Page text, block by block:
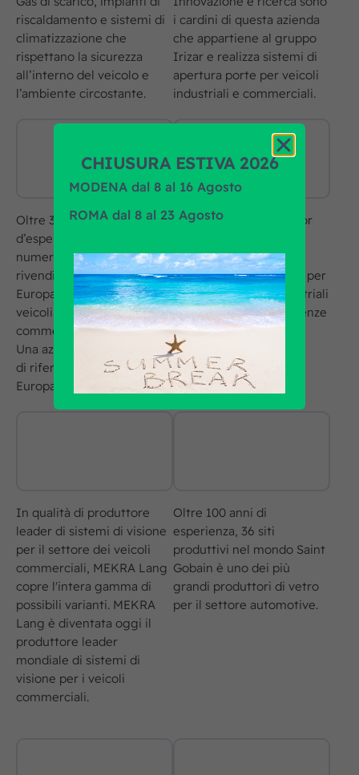
riscaldamento e sistemi di
climatizzazione che
rispettano la sicurezza
all’interno del veicolo e
l’ambiente circostante.
i cardini di questa azienda
che appartiene al gruppo
Irizar e realizza sistemi di
apertura porte per veicoli
industriali e commerciali.
Oltre 35 filiali e 150 anni
d’esperienza. Questi i
numeri di Winkler,
rivenditore leader in
Europa per i ricambi per
veicoli industriali,
commerciali ed autobus.
Una azienda globale punto
di riferimento in tutta
Europa.
Grazie alla filosofia Tailor
retrovisori, sistemi
retrovisivi ed accessori per
autobus e veicoli industriali
“su misura” per le esigenze
del cliente.
In qualità di produttore
leader di sistemi di visione
per il settore dei veicoli
commerciali, MEKRA Lang
copre l'intera gamma di
possibili varianti. MEKRA
Lang è diventata oggi il
produttore leader
mondiale di sistemi di
visione per i veicoli
commerciali.
Oltre 100 anni di
esperienza, 36 siti
produttivi nel mondo Saint
Gobain è uno dei più
grandi produttori di vetro
per il settore automotive.
CHIUSURA ESTIVA 2026
MODENA dal 8 al 16 Agosto
ROMA dal 8 al 23 Agosto